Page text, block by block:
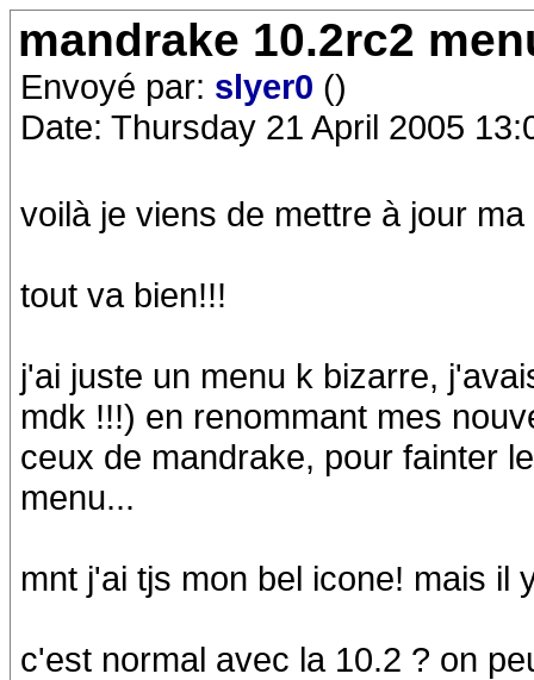
mandrake 10.2rc2
Envoyé par: slyer0 ()
Date: Thursday 21 April 2005
voilà je viens de mettre à jour
tout va bien!!!
j'ai juste un menu k bizarre,
mdk !!!) en renommant mes
ceux de mandrake, pour fainter
menu...
mnt j'ai tjs mon bel icone! mais il
c'est normal avec la 10.2 ? on